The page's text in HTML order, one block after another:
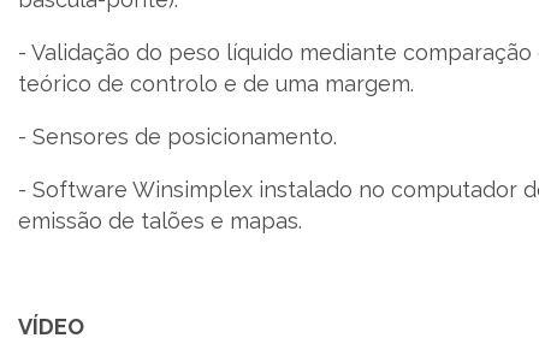
- Validação do peso líquido mediante
teórico de controlo e de uma margem.
- Sensores de posicionamento.
- Software Winsimplex instalado no computador
emissão de talões e mapas.
VÍDEO